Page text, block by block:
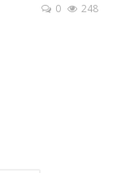
0 248